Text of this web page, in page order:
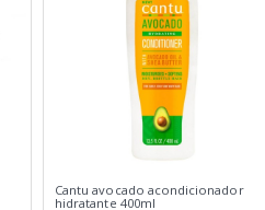
Cantu avocado acondicionador
hidratante 400ml